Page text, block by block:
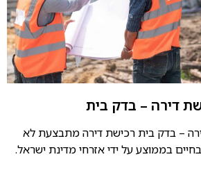
דירה – בדק בית
– בדק בית רכישת דירה מתבצעת לא
בממוצע על ידי אזרחי מדינת ישראל.